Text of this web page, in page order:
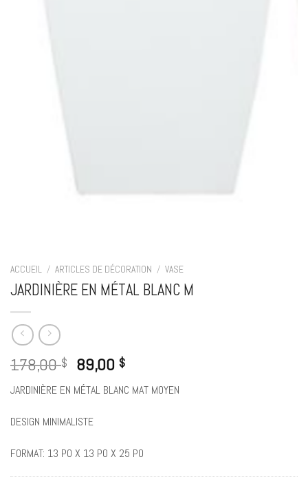
ACCUEIL / ARTICLES DE DÉCORATION / VASE
JARDINIÈRE EN MÉTAL BLANC M
178,00$ 89,00$
JARDINIÈRE EN MÉTAL BLANC MAT MOYEN
DESIGN MINIMALISTE
FORMAT: 13 PO X 13 PO X 25 PO